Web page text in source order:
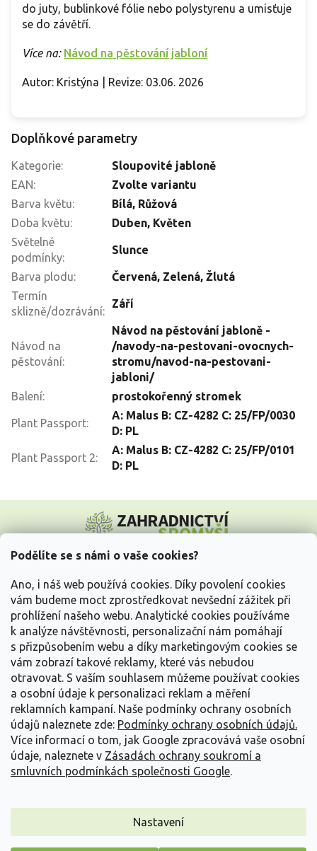
Podělíte se s námi o vaše cookies?
Ano, i náš web používá cookies. Díky povolení cookies
vám budeme moct zprostředkovat nevšední zážitek při
prohlížení našeho webu. Analytické cookies používáme
k analýze návštěvnosti, personalizační nám pomáhají
s přizpůsobením webu a díky marketingovým cookies se
vám zobrazí takové reklamy, které vás nebudou
otravovat. S vaším souhlasem můžeme používat cookies
a osobní údaje k personalizaci reklam a měření
reklamních kampaní. Naše podmínky ochrany osobních
údajů naleznete zde: Podmínky ochrany osobních údajů.
Více informací o tom, jak Google zpracovává vaše osobní
údaje, naleznete v Zásadách ochrany soukromí a
smluvních podmínkách společnosti Google.
Nastavení
do juty, bublinkové fólie nebo polystyrenu a umisťuje
se do závětří.
Více na: Návod na pěstování jabloní
Autor: Kristýna | Revize: 03.06. 2026
Doplňkové parametry
Kategorie:
Sloupovité jabloně
EAN:
Zvolte variantu
Barva květu:
Bílá, Růžová
Doba květu:
Duben, Květen
Světelné
podmínky:
Slunce
Barva plodu:
Červená, Zelená, Žlutá
Termín
sklizně/dozrávání:
Září
Návod na
pěstování:
Návod na pěstování jabloně -
/navody-na-pestovani-ovocnych-
stromu/navod-na-pestovani-
jabloni/
Balení: prostokořenný stromek
Plant Passport:
A: Malus B: CZ-4282 C: 25/FP/0030
D: PL
Plant Passport 2:
A: Malus B: CZ-4282 C: 25/FP/0101
D: PL
p
Vše o nákupu
Informace pro Vás
Kontakujte nás
Vytvořil Shoptet